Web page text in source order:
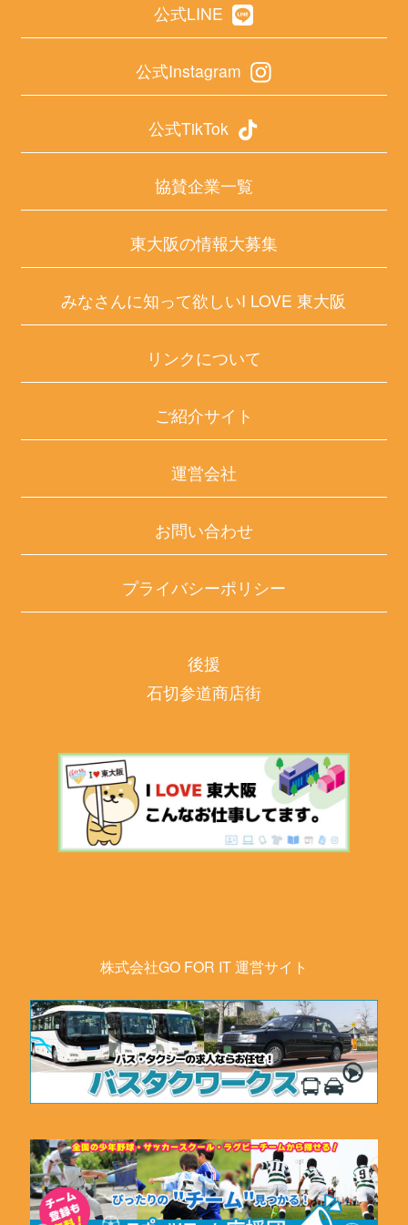
公式LINE
公式Instagram
公式TikTok
協賛企業一覧
東大阪の情報大募集
みなさんに知って欲しいI LOVE 東大阪
リンクについて
ご紹介サイト
運営会社
お問い合わせ
プライバシーポリシー
後援
石切参道商店街
株式会社GO FOR IT 運営サイト